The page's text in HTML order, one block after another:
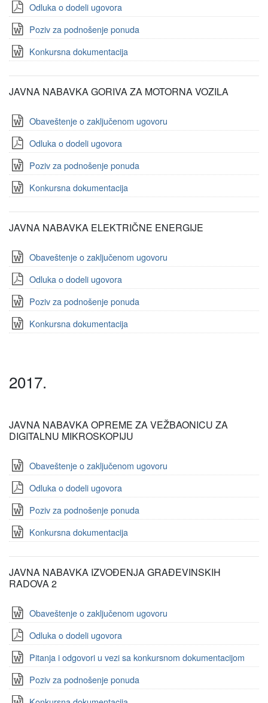
Odluka o dodeli ugovora
Poziv za podnošenje ponuda
Konkursna dokumentacija
JAVNA NABAVKA GORIVA ZA MOTORNA VOZILA
Obaveštenje o zaključenom ugovoru
Odluka o dodeli ugovora
Poziv za podnošenje ponuda
Konkursna dokumentacija
JAVNA NABAVKA ELEKTRIČNE ENERGIJE
Obaveštenje o zaključenom ugovoru
Odluka o dodeli ugovora
Poziv za podnošenje ponuda
Konkursna dokumentacija
2017.
JAVNA NABAVKA OPREME ZA VEŽBAONICU ZA
DIGITALNU MIKROSKOPIJU
Obaveštenje o zaključenom ugovoru
Odluka o dodeli ugovora
Poziv za podnošenje ponuda
Konkursna dokumentacija
JAVNA NABAVKA IZVOĐENJA GRAĐEVINSKIH
RADOVA 2
Obaveštenje o zaključenom ugovoru
Odluka o dodeli ugovora
Pitanja i odgovori u vezi sa konkursnom dokumentacijom
Poziv za podnošenje ponuda